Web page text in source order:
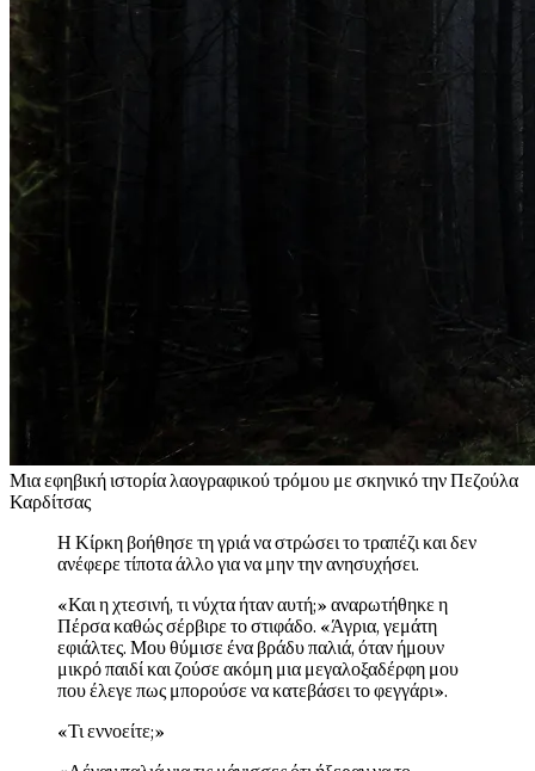
Μια εφηβική ιστορία λαογραφικού τρόμου με σκηνικό την Πεζούλα
Καρδίτσας
Η Κίρκη βοήθησε τη γριά να στρώσει το τραπέζι και δεν
ανέφερε τίποτα άλλο για να μην την ανησυχήσει.
«Και η χτεσινή, τι νύχτα ήταν αυτή;» αναρωτήθηκε η
Πέρσα καθώς σέρβιρε το στιφάδο. «Άγρια, γεμάτη
εφιάλτες. Μου θύμισε ένα βράδυ παλιά, όταν ήμουν
μικρό παιδί και ζούσε ακόμη μια μεγαλοξαδέρφη μου
που έλεγε πως μπορούσε να κατεβάσει το φεγγάρι».
«Τι εννοείτε;»